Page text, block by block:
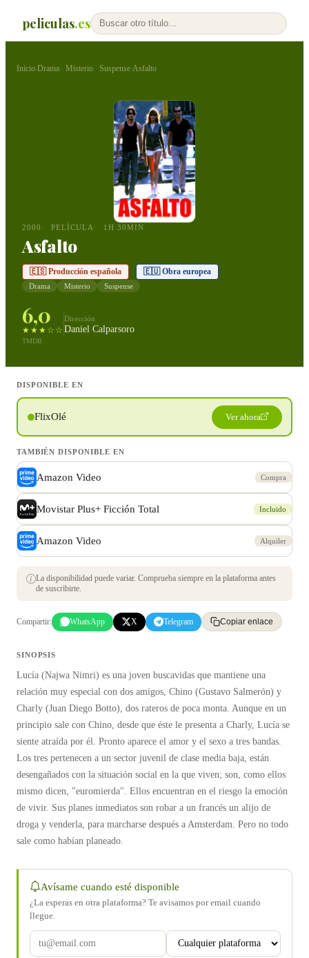
peliculas.es
Inicio›Drama · Misterio · Suspense›Asfalto
2000 PELÍCULA 1H 30MIN
Asfalto
🇪🇸 Producción española 🇪🇺 Obra europea
Drama Misterio Suspense
6,0
★★★☆☆
TMDB
Dirección
Daniel Calparsoro
DISPONIBLE EN
FlixOlé Ver ahora
TAMBIÉN DISPONIBLE EN
Amazon Video Compra
Movistar Plus+ Ficción Total Incluido
Amazon Video Alquiler
La disponibilidad puede variar. Comprueba siempre en la plataforma antes
de suscribirte.
Compartir: WhatsApp X Telegram Copiar enlace
SINOPSIS
Lucía (Najwa Nimri) es una joven buscavidas que mantiene una
relación muy especial con dos amigos, Chino (Gustavo Salmerón) y
Charly (Juan Diego Botto), dos rateros de poca monta. Aunque en un
principio sale con Chino, desde que éste le presenta a Charly, Lucía se
siente atraída por él. Pronto aparece el amor y el sexo a tres bandas.
Los tres pertenecen a un sector juvenil de clase media baja, están
desengañados con la situación social en la que viven; son, como ellos
mismo dicen, "euromierda". Ellos encuentran en el riesgo la emoción
de vivir. Sus planes inmediatos son robar a un francés un alijo de
droga y venderla, para marcharse después a Amsterdam. Pero no todo
sale como habían planeado.
Avísame cuando esté disponible
¿La esperas en otra plataforma? Te avisamos por email cuando
llegue.